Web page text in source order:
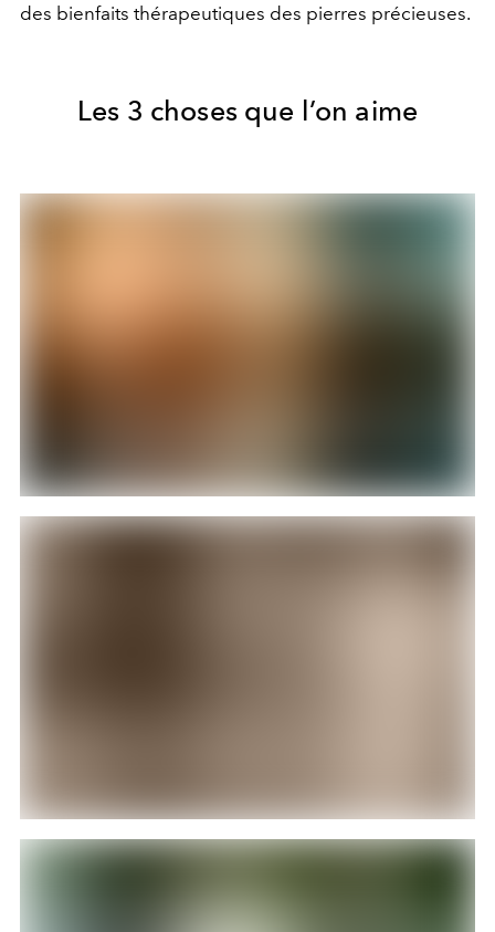
des bienfaits thérapeutiques des pierres précieuses.
Les 3 choses que l’on aime